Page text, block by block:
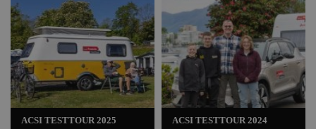
ACSI TESTTOUR 2025 ACSI TESTTOUR 2024